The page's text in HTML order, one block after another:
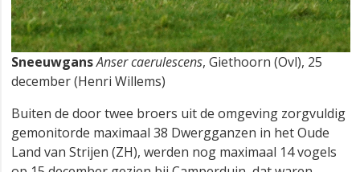
SneeuwgansAnser caerulescens, Giethoorn (Ovl), 25
december (Henri Willems)
Buiten de door twee broers uit de omgeving zorgvuldig
gemonitorde maximaal 38 Dwergganzen in het Oude
Land van Strijen (ZH), werden nog maximaal 14 vogels